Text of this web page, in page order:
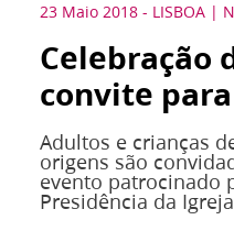
23 Maio 2018 - LISBOA
Celebração
convite para
Adultos e crianças
origens são
evento patrocinado
Presidência da